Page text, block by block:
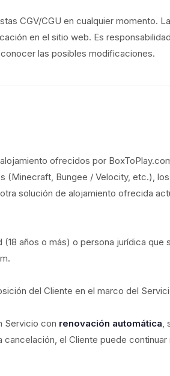
CGV/CGU en cualquier momento.
en el sitio web. Es
las posibles modificaciones.
ofrecidos por
(Minecraft, Bungee / Velocity, etc.), los
solución de alojamiento ofrecida
años o más) o persona jurídica que
del Cliente en el marco del
Servicio con renovación automática,
el Cliente puede continuar